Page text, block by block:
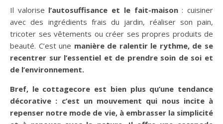
Il valorise l’autosuffisance et le fait-maison: cuisiner
avec des ingrédients frais du jardin, réaliser son pain,
tricoter ses vêtements ou créer ses propres produits de
beauté. C’est une manière de ralentir le rythme, de se
recentrer sur l’essentiel et de prendre soin de soi et
de l’environnement.
Bref, le cottagecore est bien plus qu’une tendance
décorative : c’est un mouvement qui nous incite à
repenser notre mode de vie, à embrasser la simplicité